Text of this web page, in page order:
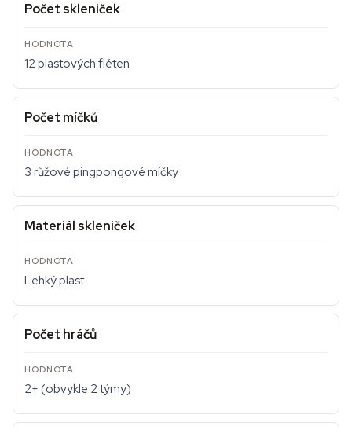
Počet skleniček
12 plastových fléten
Počet míčků
3 růžové pingpongové míčky
Materiál skleniček
Lehký plast
Počet hráčů
2+ (obvykle 2 týmy)